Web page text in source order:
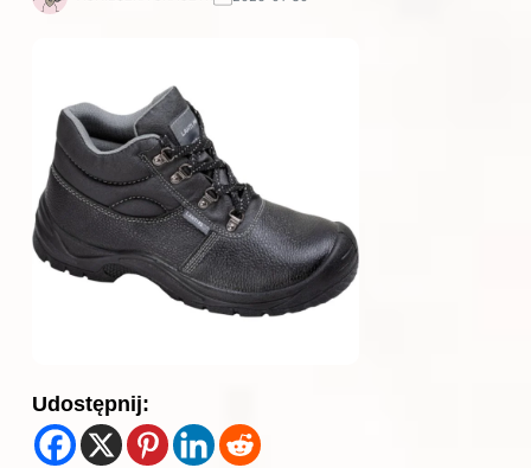
Udostępnij: